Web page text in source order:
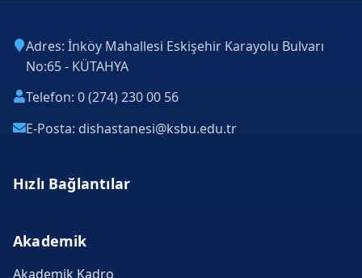
Adres: İnköy Mahallesi Eskişehir Karayolu Bulvarı
No:65 - KÜTAHYA
Telefon: 0 (274) 230 00 56
E-Posta: dishastanesi@ksbu.edu.tr
Hızlı Bağlantılar
Akademik
Akademik Kadro